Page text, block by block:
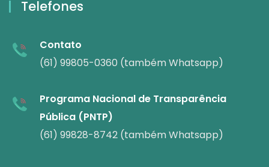
Telefones
Contato
(61) 99805-0360 (também Whatsapp)
Programa Nacional de Transparência
Pública (PNTP)
(61) 99828-8742 (também Whatsapp)